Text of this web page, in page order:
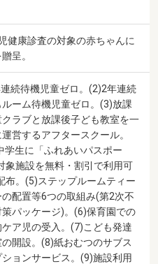
健康診査の対象の赤ちゃんに
呈。
続待機児童ゼロ。(2)2年連続
ーム待機児童ゼロ。(3)放課
ラブと放課後子ども教室を一
営するアフタースクール。
学生に「ふれあいパスポー
象施設を無料・割引で利用可
布。(5)ステップルームティー
配置等6つの取組み(第2次不
パッケージ)。(6)保育園での
ケア児の受入。(7)こども発達
開設。(8)紙おむつのサブス
ションサービス。(9)施設利用